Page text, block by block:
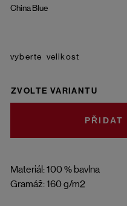
China Blue
Materiál: 100 % bavlna
Gramáž: 160 g/m2
velikost
ZVOLTE VARIANTU